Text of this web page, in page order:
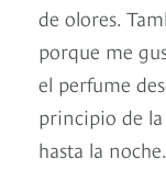
de olores.
porque me
el perfume
principio de
hasta la noche.